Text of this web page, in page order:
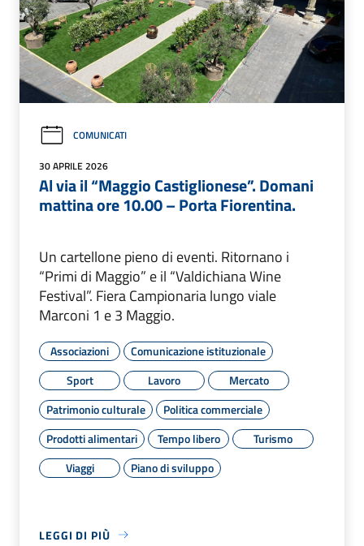
COMUNICATI
30 APRILE 2026
Al via il “Maggio Castiglionese”. Domani
mattina ore 10.00 – Porta Fiorentina.
Un cartellone pieno di eventi. Ritornano i
“Primi di Maggio” e il “Valdichiana Wine
Festival”. Fiera Campionaria lungo viale
Marconi 1 e 3 Maggio.
Associazioni
Comunicazione istituzionale
Sport
Lavoro
Mercato
Patrimonio culturale
Politica commerciale
Prodotti alimentari
Tempo libero
Turismo
Viaggi
Piano di sviluppo
LEGGI DI PIÙ